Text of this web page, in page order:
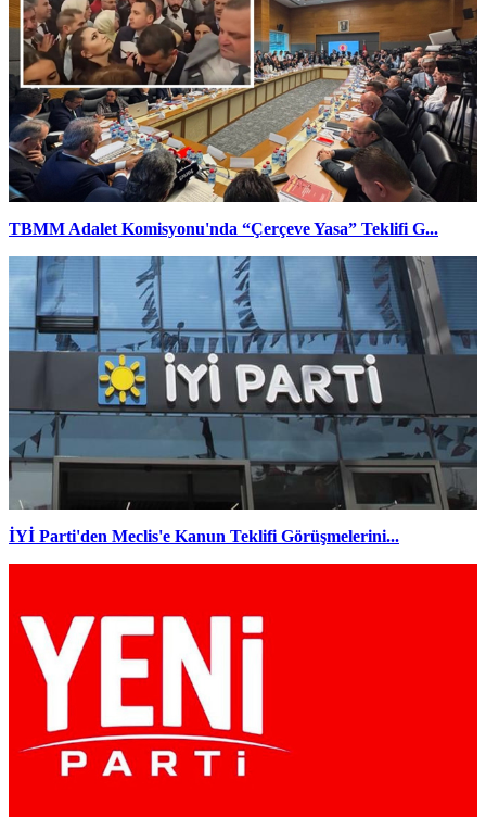
TBMM Adalet Komisyonu'nda “Çerçeve Yasa” Teklifi G...
İYİ Parti'den Meclis'e Kanun Teklifi Görüşmelerini...